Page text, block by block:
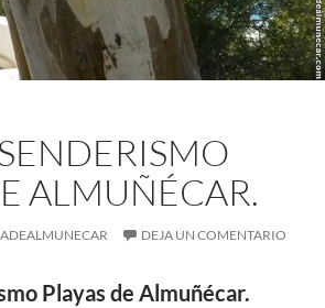
ALMUÑÉCAR.
DEJA UN COMENTARIO
Playas de Almuñécar.